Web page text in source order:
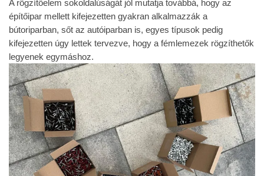
A rögzítőelem sokoldalúságát jól mutatja továbbá, hogy az
építőipar mellett kifejezetten gyakran alkalmazzák a
bútoriparban, sőt az autóiparban is, egyes típusok pedig
kifejezetten úgy lettek tervezve, hogy a fémlemezek rögzíthetők
legyenek egymáshoz.